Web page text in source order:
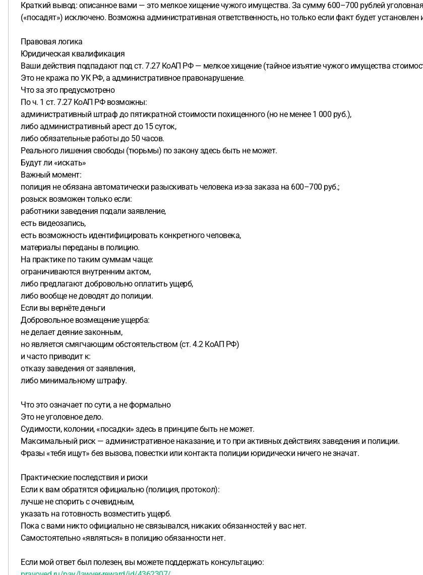
Краткий вывод: описанное вами — это мелкое хищение чужого имущества. За сумму 600–700 рублей
(«посадят») исключено. Возможна административная ответственность, но только если факт будет
Правовая логика
Юридическая квалификация
Ваши действия подпадают под ст. 7.27 КоАП РФ — мелкое хищение (тайное изъятие чужого имущества
Это не кража по УК РФ, а административное правонарушение.
Что за это предусмотрено
По ч. 1 ст. 7.27 КоАП РФ возможны:
административный штраф до пятикратной стоимости похищенного (но не менее 1 000 руб.),
либо административный арест до 15 суток,
либо обязательные работы до 50 часов.
Реального лишения свободы (тюрьмы) по закону здесь быть не может.
Будут ли «искать»
Важный момент:
полиция не обязана автоматически разыскивать человека из-за заказа на 600–700 руб.;
розыск возможен только если:
работники заведения подали заявление,
есть видеозапись,
есть возможность идентифицировать конкретного человека,
материалы переданы в полицию.
На практике по таким суммам чаще:
ограничиваются внутренним актом,
либо предлагают добровольно оплатить ущерб,
либо вообще не доводят до полиции.
Если вы вернёте деньги
Добровольное возмещение ущерба:
не делает деяние законным,
но является смягчающим обстоятельством (ст. 4.2 КоАП РФ)
и часто приводит к:
отказу заведения от заявления,
либо минимальному штрафу.
Что это означает по сути, а не формально
Это не уголовное дело.
Судимости, колонии, «посадки» здесь в принципе быть не может.
Максимальный риск — административное наказание, и то при активных действиях заведения и полиции.
Фразы «тебя ищут» без вызова, повестки или контакта полиции юридически ничего не значат.
Практические последствия и риски
Если к вам обратятся официально (полиция, протокол):
лучше не спорить с очевидным,
указать на готовность возместить ущерб.
Пока с вами никто официально не связывался, никаких обязанностей у вас нет.
Самостоятельно «являться» в полицию обязанности нет.
Если мой ответ был полезен, вы можете поддержать консультацию: